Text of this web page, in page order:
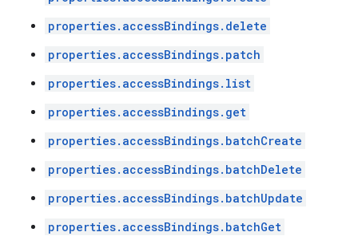
properties.accessBindings.delete
properties.accessBindings.patch
properties.accessBindings.list
properties.accessBindings.get
properties.accessBindings.batchCreate
properties.accessBindings.batchDelete
properties.accessBindings.batchUpdate
properties.accessBindings.batchGet